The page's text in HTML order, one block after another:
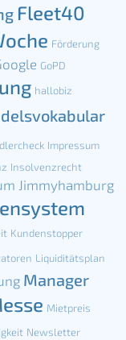
Fleet40
Förderung
GoPD
hallobiz
Impressum
Insolvenzrecht
Jimmyhamburg
Kundenstopper
Liquiditätsplan
Manager
Mietpreis
Newsletter